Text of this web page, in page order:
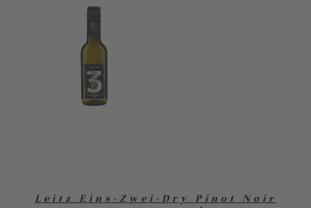
Leitz Eins-Zwei-Dry Pinot Noir